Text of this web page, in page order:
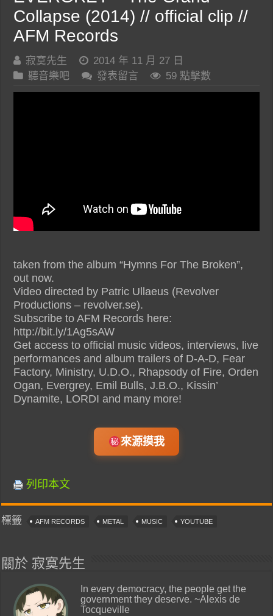
Collapse (2014) // official clip //
AFM Records
寂寞先生
2014 年 11 月 27 日
聽音樂吧
發表留言 59 點擊數
taken from the album “Hymns For The Broken”,
out now.
Video directed by Patric Ullaeus (Revolver
Productions – revolver.se).
Subscribe to AFM Records here:
http://bit.ly/1Ag5sAW
Get access to official music videos, interviews, live
performances and album trailers of D-A-D, Fear
Factory, Ministry, U.D.O., Rhapsody of Fire, Orden
Ogan, Evergrey, Emil Bulls, J.B.O., Kissin’
Dynamite, LORDI and many more!
來源摸我
列印本文
標籤 AFM RECORDS METAL MUSIC YOUTUBE
關於 寂寞先生
In every democracy, the people get the
government they deserve. ~Alexis de
Tocqueville